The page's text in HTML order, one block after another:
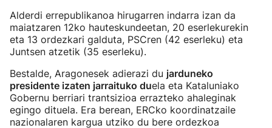
Alderdi errepublikanoa hirugarren indarra izan da
maiatzaren 12ko hauteskundeetan, 20 eserlekurekin
eta 13 ordezkari galduta, PSCren (42 eserleku) eta
Juntsen atzetik (35 eserleku).
Bestalde, Aragonesek adierazi du jarduneko
presidente izaten jarraituko duela eta Kataluniako
Gobernu berriari trantsizioa errazteko ahaleginak
egingo dituela. Era berean, ERCko koordinatzaile
nazionalaren kargua utziko du bere ordezkoa